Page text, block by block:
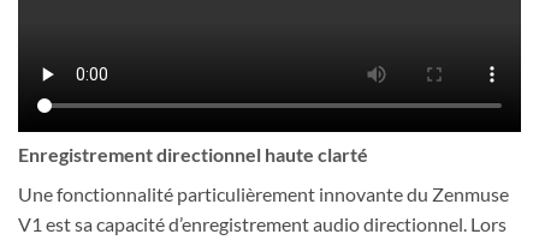
Enregistrement directionnel haute clarté
Une fonctionnalité particulièrement innovante du Zenmuse
V1 est sa capacité d’enregistrement audio directionnel. Lors